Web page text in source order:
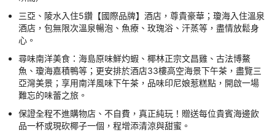
三亞、陵水入住5鑽【國際品牌】酒店，尊貴豪華；瓊海入住溫泉
酒店，包無限次溫泉暢泡、魚療、玫瑰浴、汗蒸等，盡情放鬆身
心。
尋味南洋美食：海島原味鮮灼蝦、椰林正宗文昌雞、古法博鰲
魚、瓊海嘉積鴨等；更安排於酒店33樓高空海景下午茶，盡覽三
亞灣美景；享用南洋風味下午茶，品味印尼娘惹糕點，開啟一場
難忘的味蕾之旅。
保證全程不進購物店、不自費，真正純玩！贈送每位貴賓海邊飲
品一杯或現砍椰子一個，程增添清涼與甜蜜。